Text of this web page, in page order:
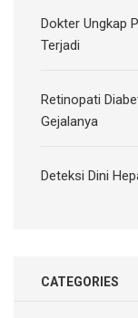
Dokter Ungkap
Terjadi
Retinopati
Gejalanya
Deteksi Dini
CATEGORIES